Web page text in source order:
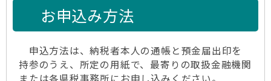
お申込み方法
申込方法は、納税者本人の通帳と預金届出印を
持参のうえ、所定の用紙で、最寄りの取扱金融機関